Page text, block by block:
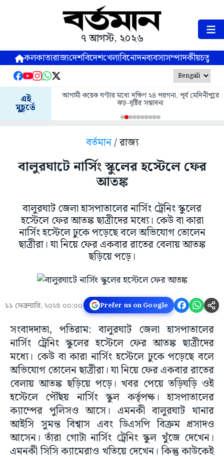
৭ আগস্ট, ২০২৬
কলকাতারাজ্যদেশবিদেশখেলাবিনোদনব্যবসাসম্পাদকীয়
এই
মুহূর্তে
আগামী কয়েক ঘণ্টার মধ্যে দক্ষিণ ২৪ পরগনা, পূর্ব মেদিনীপুরে
ঝড়-বৃষ্টির সম্ভাবনা
বর্তমান/ রাজ্য
বালুরঘাটে নার্সিং স্কুলের হস্টেলে ফের
আতঙ্ক
বালুরঘাট জেলা হাসপাতালের নার্সিং ট্রেনিং স্কুলের
হস্টেলে ফের আতঙ্ক ছাত্রীদের মধ্যে। কেউ বা কারা
নার্সিং হস্টেলে ঢুকে পড়েছে বলে অভিযোগ তোলেন
ছাত্রীরা। যা নিয়ে ফের একবার রাতের বেলায় আতঙ্ক
ছড়িয়ে পড়ে।
১১ ফেব্রুয়ারি, ২০২৫ ০০:০০ Prefer us on Google
সংবাদদাতা, পতিরাম: বালুরঘাট জেলা হাসপাতালের
নার্সিং ট্রেনিং স্কুলের হস্টেলে ফের আতঙ্ক ছাত্রীদের
মধ্যে। কেউ বা কারা নার্সিং হস্টেলে ঢুকে পড়েছে বলে
অভিযোগ তোলেন ছাত্রীরা। যা নিয়ে ফের একবার রাতের
বেলায় আতঙ্ক ছড়িয়ে পড়ে। খবর পেয়ে তড়িঘড়ি ওই
হস্টেলে পৌঁছয় নার্সিং স্কুল কর্তৃপক্ষ। হাসপাতালের
ক্যাম্পের পুলিসও আসে। এমনকী বালুরঘাট থানার
আইসি সুমন্ত বিশ্বাস এবং ডিএসপি বিক্রম প্রসাদও
আসেন। তাঁরা গোটা নার্সিং ট্রেনিং স্কুল খুঁজে দেখেন।
এমনকী সিসি ক্যামেরাও খতিয়ে দেখেন। কিন্তু কাউকেই